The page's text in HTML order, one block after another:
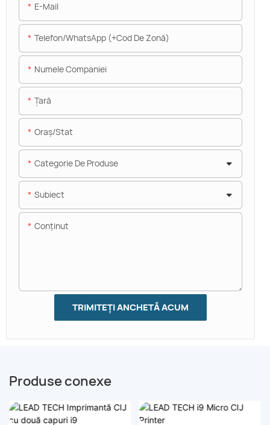
E-Mail
Telefon/WhatsApp (+Cod De Zonă)
Numele Companiei
Ţară
Oraș/stat
Categorie De Produse
Subiect
Conţinut
TRIMITEȚI ANCHETĂ ACUM
Produse conexe